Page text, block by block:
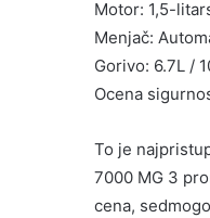
Motor: 1,5-
Menjač:
Gorivo: 6.7L /
Ocena
To je
7000 MG 3
cena,